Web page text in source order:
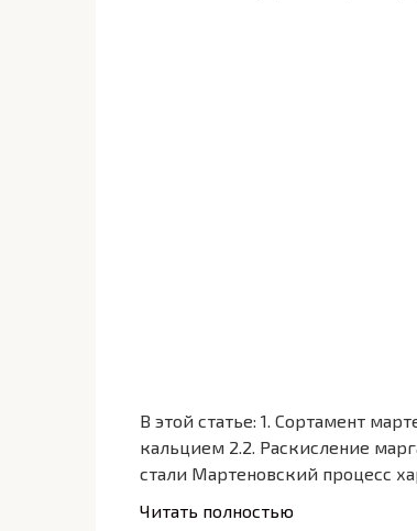
В этой статье: 1. Сортамент
кальцием 2.2. Раскисление
стали Мартеновский про­цесс
Читать полностью